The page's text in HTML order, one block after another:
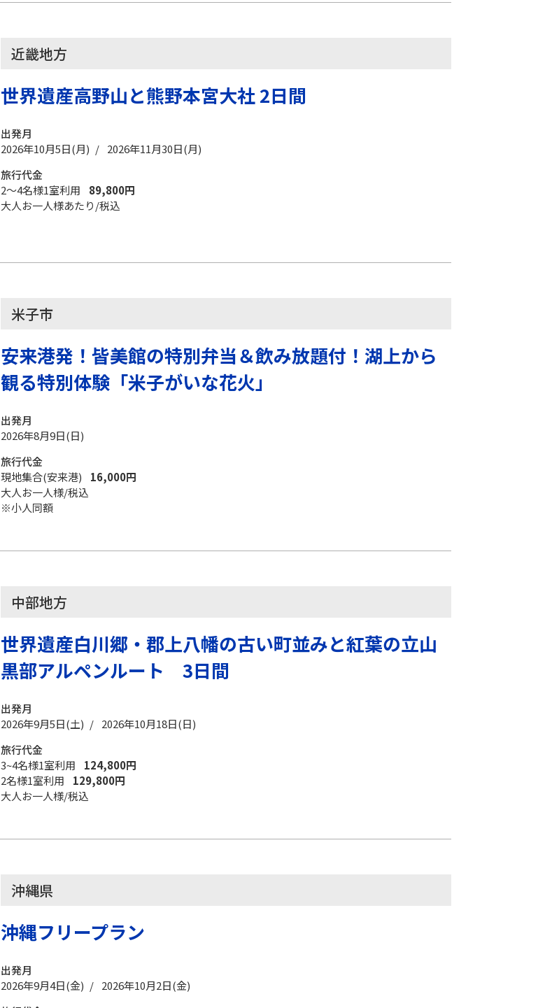
近畿地方
世界遺産高野山と熊野本宮大社 2日間
出発月
2026年10月5日(月) / 2026年11月30日(月)
旅行代金
2～4名様1室利用
89,800円
大人お一人様あたり/税込
米子市
安来港発！皆美館の特別弁当＆飲み放題付！湖上から
観る特別体験「米子がいな花火」
出発月
2026年8月9日(日)
旅行代金
現地集合(安来港)
16,000円
大人お一人様/税込
※小人同額
中部地方
世界遺産白川郷・郡上八幡の古い町並みと紅葉の立山
黒部アルペンルート 3日間
出発月
2026年9月5日(土) / 2026年10月18日(日)
旅行代金
3~4名様1室利用
124,800円
2名様1室利用
129,800円
大人お一人様/税込
沖縄県
沖縄フリープラン
出発月
2026年9月4日(金) / 2026年10月2日(金)